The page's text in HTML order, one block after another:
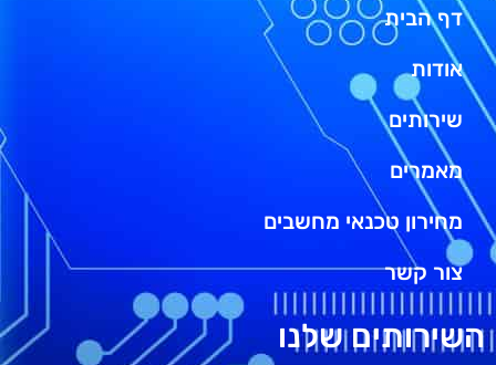
דף הבית
אודות
שירותים
מאמרים
מחירון טכנאי מחשבים
צור קשר
השירותים שלנו